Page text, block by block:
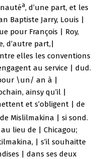
a, d’une part, et les
Baptiste Jarry, Louis |
pour François | Roy,
d’autre part,|
elles les conventions
au service | dud.
\un/ an à |
ainsy qu’il |
et s’obligent | de
Mislilmakina | si sond.
au lieu de | Chicagou;
| s’il souhaitte
| dans ses deux